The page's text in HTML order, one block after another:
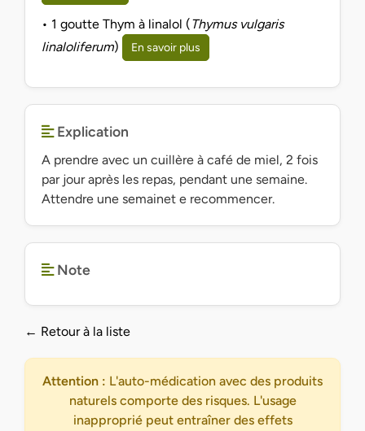
• 1 goutte Thym à linalol (Thymus vulgaris
linaloliferum) En savoir plus
Explication
A prendre avec un cuillère à café de miel, 2 fois
par jour après les repas, pendant une semaine.
Attendre une semainet e recommencer.
Note
← Retour à la liste
Attention : L'auto-médication avec des produits
naturels comporte des risques. L'usage
inapproprié peut entraîner des effets